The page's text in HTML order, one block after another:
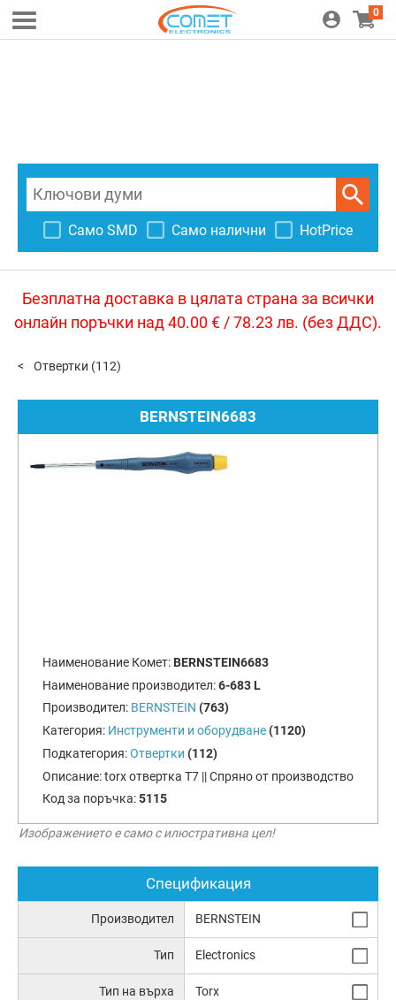
0
Само SMD Само налични HotPrice
Безплатна доставка в цялата страна за всички
онлайн поръчки над 40.00 € / 78.23 лв. (без ДДС).
Отвертки (112)
BERNSTEIN6683
Наименование Комет: BERNSTEIN6683
Наименование производител:6-683 L
Производител: BERNSTEIN (763)
Категория: Инструменти и оборудване(1120)
Подкатегория:Отвертки (112)
Описание:torx отвертка Т7 || Спряно от производство
Код за поръчка:5115
Изображението е само с илюстративна цел!
Спецификация
Производител BERNSTEIN
Тип Electronics
Тип на върха Torx